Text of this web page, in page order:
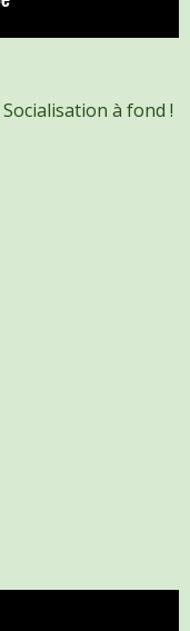
à fond !